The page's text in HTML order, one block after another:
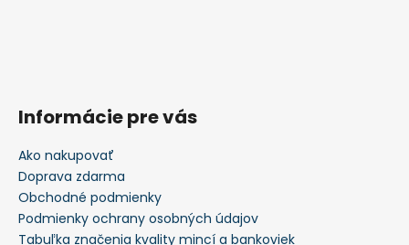
Informácie pre vás
Ako nakupovať
Doprava zdarma
Obchodné podmienky
Podmienky ochrany osobných údajov
Tabuľka značenia kvality mincí a bankoviek